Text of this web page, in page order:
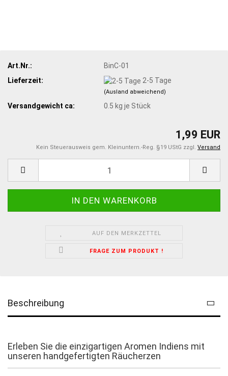
Art.Nr.:
BinC-01
Lieferzeit:
2-5 Tage
(Ausland abweichend)
Versandgewicht ca: 0.5 kg je Stück
1,99 EUR
Kein Steuerausweis gem. Kleinuntern.-Reg. §19 UStG zzgl. Versand
AUF DEN MERKZETTEL
FRAGE ZUM PRODUKT !
Beschreibung
Erleben Sie die einzigartigen Aromen Indiens mit
unseren handgefertigten Räucherzen